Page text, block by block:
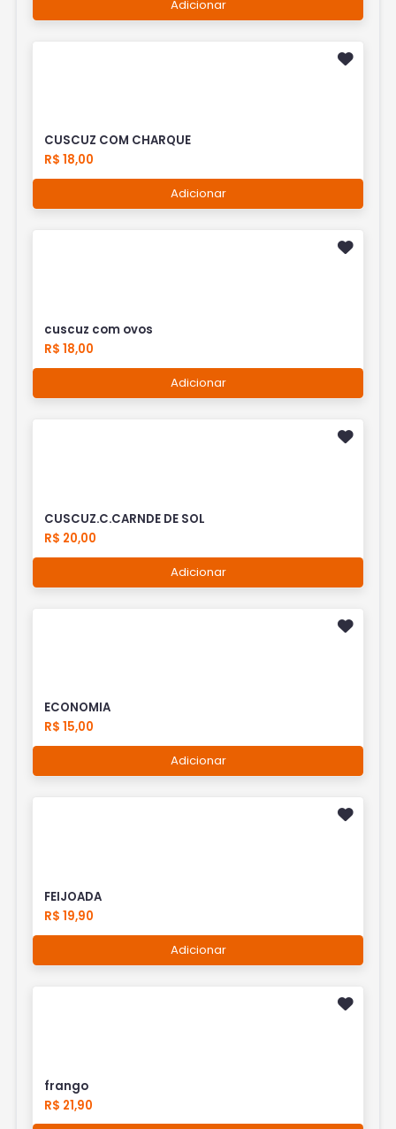
Adicionar
CUSCUZ COM CHARQUE
R$ 18,00
Adicionar
cuscuz com ovos
R$ 18,00
Adicionar
CUSCUZ.C.CARNDE DE SOL
R$ 20,00
Adicionar
ECONOMIA
R$ 15,00
Adicionar
FEIJOADA
R$ 19,90
Adicionar
frango
R$ 21,90